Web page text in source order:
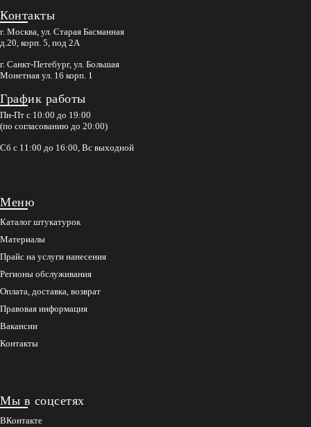
Контакты
г. Москва, ул. Старая Басманная
д.20, корп. 5, под 2А
г. Санкт-Петебург, ул. Большая
Монетная ул. 16 корп. 1
График работы
Пн-Пт с 10:00 до 19:00
(по согласованию до 20:00)
Сб с 11:00 до 16:00, Вс выходной
Меню
Каталог штукатурок
Материалы
Прайс на услуги нанесения
Регионы обслуживания
Оплата, доставка, возврат
Правовая информация
Вакансии
Контакты
Мы в соцсетях
ВКонтакте